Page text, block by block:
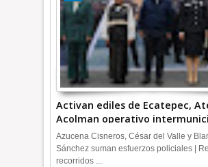
Activan ediles de Ecatepec,
Acolman operativo
Azucena Cisneros, César del Valle y
Sánchez suman esfuerzos policiales |
recorridos ...